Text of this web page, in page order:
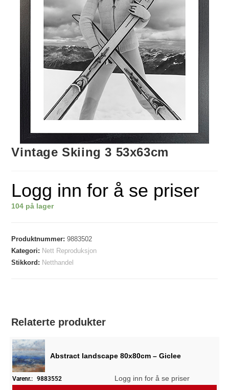
Vintage Skiing 3 53x63cm
Logg inn for å se priser
104 på lager
Produktnummer:9883502
Kategori: Nett Reproduksjon
Stikkord: Netthandel
Relaterte produkter
Abstract landscape 80x80cm – Giclee
Varenr.: 9883552 Logg inn for å se priser